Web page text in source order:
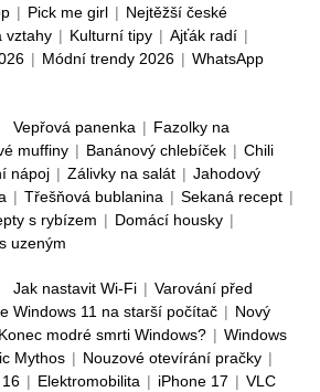
| Pick me girl | Nejtěžší české
vztahy | Kulturní tipy | Ajťák radí |
| Módní trendy 2026 | WhatsApp
Vepřová panenka | Fazolky na
muffiny | Banánový chlebíček | Chili
nápoj | Zálivky na salát | Jahodový
| Třešňová bublanina | Sekaná recept |
s rybízem | Domácí housky |
uzeným
Jak nastavit Wi-Fi | Varování před
Windows 11 na starší počítač | Nový
Konec modré smrti Windows? | Windows
Mythos | Nouzové otevírání pračky |
| Elektromobilita | iPhone 17 | VLC